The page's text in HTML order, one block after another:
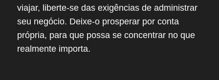
viajar, liberte-se das exigências de administrar
seu negócio. Deixe-o prosperar por conta
própria, para que possa se concentrar no que
realmente importa.